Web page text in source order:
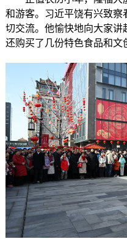
和游客。习近平饶有兴致察
切交流。他愉快地向大家讲
还购买了几份特色食品和文